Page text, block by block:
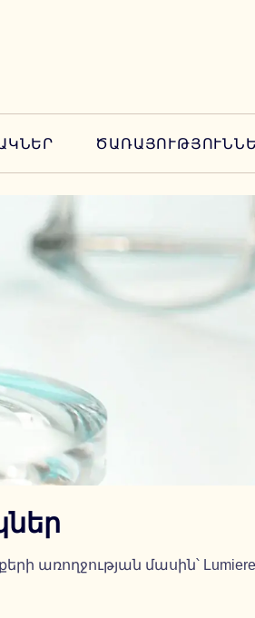
առողջության մասին՝ Lumiere